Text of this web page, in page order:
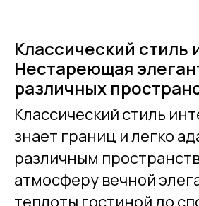
Классический стиль
Нестареющая
различных
Классический стиль
знает границ и легко
различным
атмосферу вечной
теплоты гостиной до